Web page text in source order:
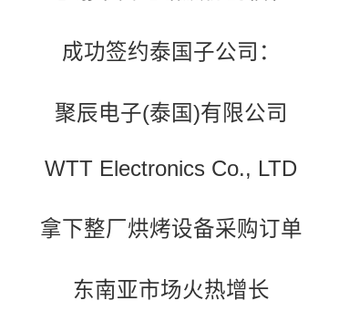
成功签约泰国子公司：
聚辰电子(泰国)有限公司
WTT Electronics Co., LTD
拿下整厂烘烤设备采购订单
东南亚市场火热增长